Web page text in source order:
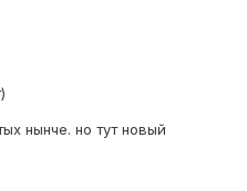
нынче. но тут новый